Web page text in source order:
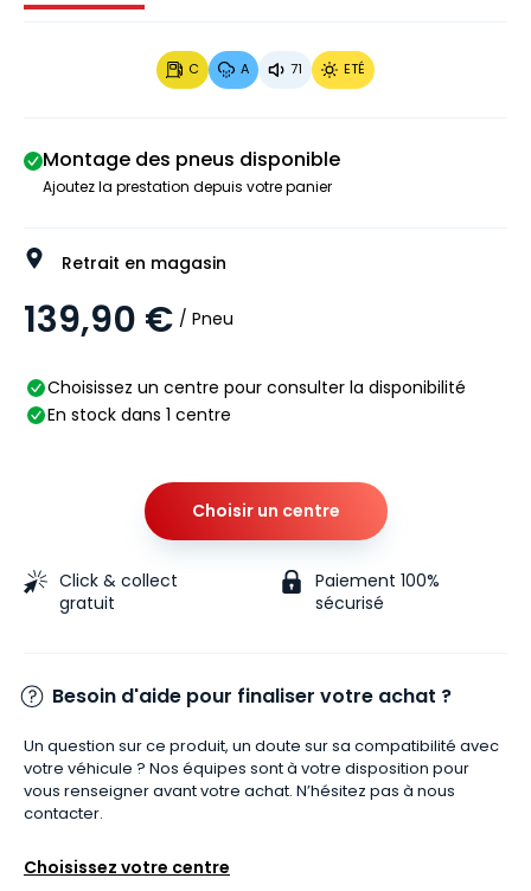
Image 1 sur 3
C A 71 ETÉ
Montage des pneus disponible
Ajoutez la prestation depuis votre panier
Retrait en magasin
139,90 € / Pneu
Choisissez un centre pour consulter la disponibilité
En stock dans 1 centre
Choisir un centre
Click & collect
gratuit
Paiement 100%
sécurisé
Besoin d'aide pour finaliser votre achat ?
Un question sur ce produit, un doute sur sa compatibilité avec
votre véhicule ? Nos équipes sont à votre disposition pour
vous renseigner avant votre achat. N’hésitez pas à nous
contacter.
Choisissez votre centre